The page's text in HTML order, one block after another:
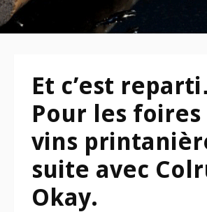
Et c’est
Pour les foires
vins
suite avec
Okay.